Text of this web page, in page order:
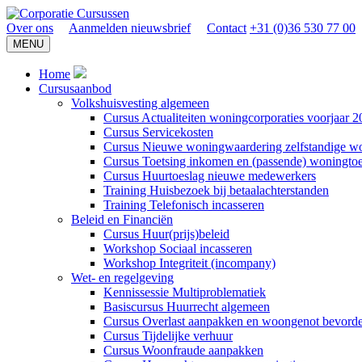
Over ons Aanmelden nieuwsbrief Contact +31 (0)36 530 77 00
MENU
Home
Cursusaanbod
Volkshuisvesting algemeen
Cursus Actualiteiten woningcorporaties voorjaar
Cursus Servicekosten
Cursus Nieuwe woningwaardering zelfstandige
Cursus Toetsing inkomen en (passende)
Cursus Huurtoeslag nieuwe medewerkers
Training Huisbezoek bij betaalachterstanden
Training Telefonisch incasseren
Beleid en Financiën
Cursus Huur(prijs)beleid
Workshop Sociaal incasseren
Workshop Integriteit (incompany)
Wet- en regelgeving
Kennissessie Multiproblematiek
Basiscursus Huurrecht algemeen
Cursus Overlast aanpakken en woongenot
Cursus Tijdelijke verhuur
Cursus Woonfraude aanpakken